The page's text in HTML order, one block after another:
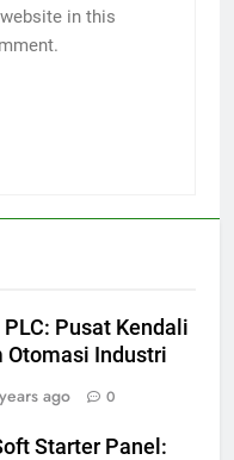
in this
Pusat Kendali
Otomasi Industri
ago 0
Starter Panel: